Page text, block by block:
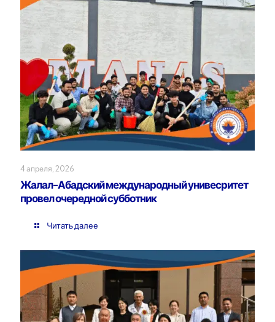
4 апреля, 2026
Жалал-Абадский международный унивесритет
провел очередной субботник
Читать далее